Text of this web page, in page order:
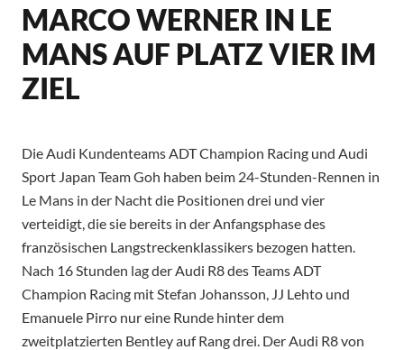
MARCO WERNER IN LE
MANS AUF PLATZ VIER IM
ZIEL
Die Audi Kundenteams ADT Champion Racing und Audi
Sport Japan Team Goh haben beim 24-Stunden-Rennen in
Le Mans in der Nacht die Positionen drei und vier
verteidigt, die sie bereits in der Anfangsphase des
französischen Langstreckenklassikers bezogen hatten.
Nach 16 Stunden lag der Audi R8 des Teams ADT
Champion Racing mit Stefan Johansson, JJ Lehto und
Emanuele Pirro nur eine Runde hinter dem
zweitplatzierten Bentley auf Rang drei. Der Audi R8 von